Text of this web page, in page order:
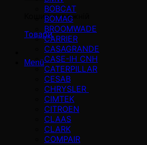
Кошик порожній
Товари
Menü
BOBCAT
BOMAG
BROOMWADE
CARRIER
CASAGRANDE
CASE-IH CNH
CATERPILLAR
CESAB
CHRYSLER
CIMTEK
CITROEN
CLAAS
CLARK
COMPAIR